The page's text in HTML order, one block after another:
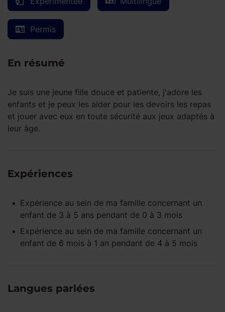
Permis
En résumé
Je suis une jeune fille douce et patiente, j'adore les
enfants et je peux les aider pour les devoirs les repas
et jouer avec eux en toute sécurité aux jeux adaptés à
leur âge.
Expériences
Expérience au sein de ma famille concernant un
enfant de 3 à 5 ans pendant de 0 à 3 mois
Expérience au sein de ma famille concernant un
enfant de 6 mois à 1 an pendant de 4 à 5 mois
Langues parlées